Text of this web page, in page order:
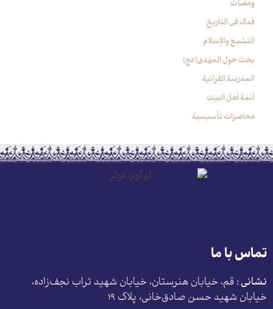
ومضات
فدک فی التاریخ
التشیع والإسلام
بحث حول المهدي(عج)
المدرسة القرآنیة
أئمة أهل البیت
محاضرات تأسیسیة
تماس با ما
نشانی : قم، خیابان هنرستان، خیابان شهید تراب نجف‌زاده،
خیابان شهید حسن صادق‌خانی، پلاک ١٩